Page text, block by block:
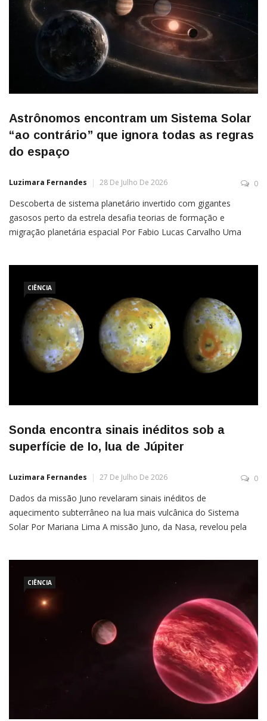
Astrônomos encontram um Sistema Solar
“ao contrário” que ignora todas as regras
do espaço
Luzimara Fernandes 28 De Julho De 2026 0
Descoberta de sistema planetário invertido com gigantes
gasosos perto da estrela desafia teorias de formação e
migração planetária espacial Por Fabio Lucas Carvalho Uma
CIÊNCIA
Sonda encontra sinais inéditos sob a
superfície de Io, lua de Júpiter
Luzimara Fernandes 27 De Julho De 2026 0
Dados da missão Juno revelaram sinais inéditos de
aquecimento subterrâneo na lua mais vulcânica do Sistema
Solar Por Mariana Lima A missão Juno, da Nasa, revelou pela
CIÊNCIA